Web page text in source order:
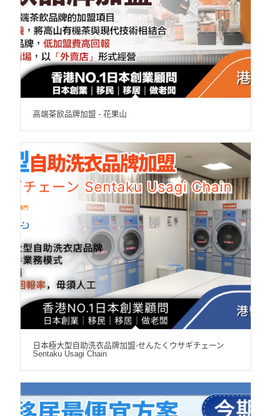
高端茶飲品牌加盟 - 花果山
日本極大型自助洗衣品牌加盟-せんたくウサギチェーン
Sentaku Usagi Chain